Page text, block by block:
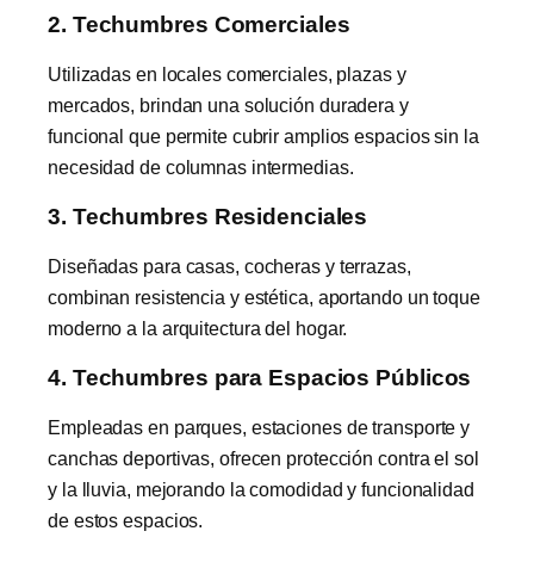
2. Techumbres Comerciales
Utilizadas en locales comerciales, plazas y
mercados, brindan una solución duradera y
funcional que permite cubrir amplios espacios sin la
necesidad de columnas intermedias.
3. Techumbres Residenciales
Diseñadas para casas, cocheras y terrazas,
combinan resistencia y estética, aportando un toque
moderno a la arquitectura del hogar.
4. Techumbres para Espacios Públicos
Empleadas en parques, estaciones de transporte y
canchas deportivas, ofrecen protección contra el sol
y la lluvia, mejorando la comodidad y funcionalidad
de estos espacios.